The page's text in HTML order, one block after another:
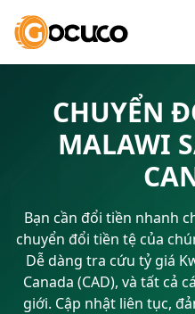
CHUYỂN
MALAWI
Bạn cần đổi tiền nhanh
chuyển đổi tiền tệ của
Dễ dàng tra cứu tỷ giá
Canada (CAD), và tất cả
giới. Cập nhật liên tục,